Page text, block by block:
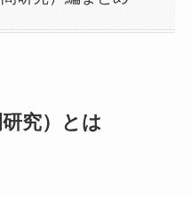
究）とは